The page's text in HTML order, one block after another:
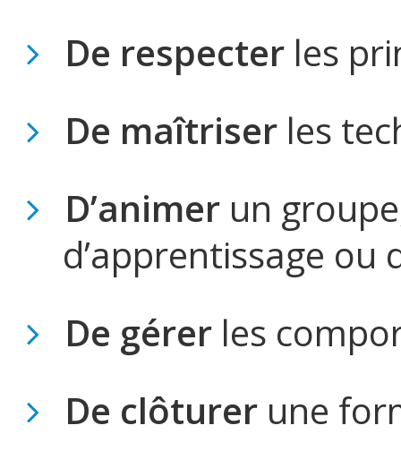
De respecter les
De maîtriser les
D’animer un
d’apprentissage ou
De gérer les
De clôturer une